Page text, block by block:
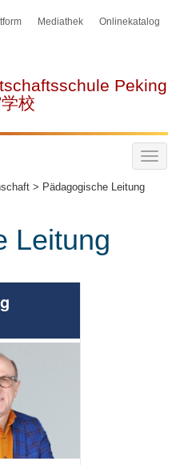
Onlinekatalog
Mediathek
Peking
校
> Pädagogische Leitung
Leitung